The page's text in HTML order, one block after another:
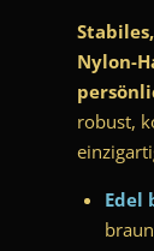
Nylon-
robust,
Edel